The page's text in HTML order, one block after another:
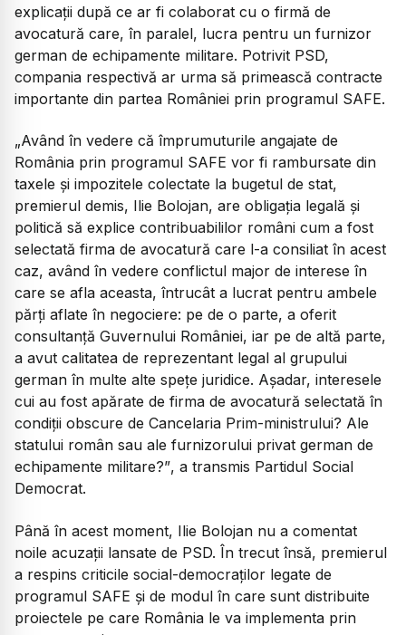
explicații după ce ar fi colaborat cu o firmă de
avocatură care, în paralel, lucra pentru un furnizor
german de echipamente militare. Potrivit PSD,
compania respectivă ar urma să primească contracte
importante din partea României prin programul SAFE.
„Având în vedere că împrumuturile angajate de
România prin programul SAFE vor fi rambursate din
taxele și impozitele colectate la bugetul de stat,
premierul demis, Ilie Bolojan, are obligația legală și
politică să explice contribuabililor români cum a fost
selectată firma de avocatură care l-a consiliat în acest
caz, având în vedere conflictul major de interese în
care se afla aceasta, întrucât a lucrat pentru ambele
părți aflate în negociere: pe de o parte, a oferit
consultanță Guvernului României, iar pe de altă parte,
a avut calitatea de reprezentant legal al grupului
german în multe alte spețe juridice. Așadar, interesele
cui au fost apărate de firma de avocatură selectată în
condiții obscure de Cancelaria Prim-ministrului? Ale
statului român sau ale furnizorului privat german de
echipamente militare?”, a transmis Partidul Social
Democrat.
Până în acest moment, Ilie Bolojan nu a comentat
noile acuzații lansate de PSD. În trecut însă, premierul
a respins criticile social-democraților legate de
programul SAFE și de modul în care sunt distribuite
proiectele pe care România le va implementa prin